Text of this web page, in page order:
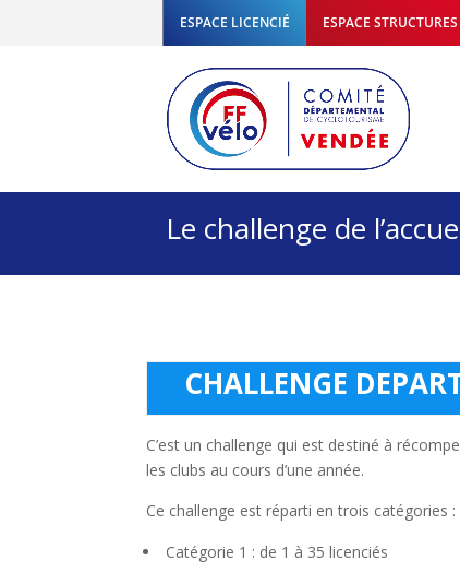
ESPACE LICENCIÉ ESPACE STRUCTURES
Le challenge de
CHALLENGE
C’est un challenge qui est destiné à
les clubs au cours d’une année.
Ce challenge est réparti en trois catégories :
Catégorie 1 : de 1 à 35 licenciés